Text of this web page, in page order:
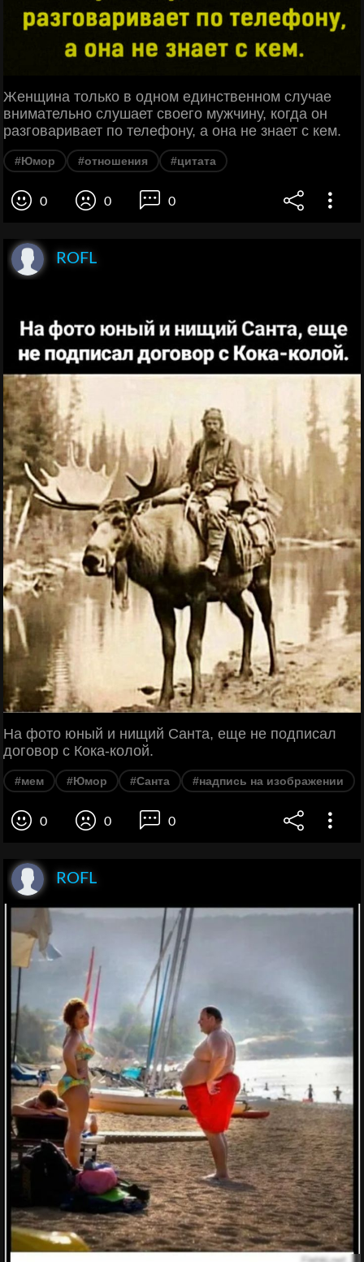
Женщина только в одном единственном случае
внимательно слушает своего мужчину, когда он
разговаривает по телефону, а она не знает с кем.
#Юмор #отношения #цитата
0 0 0
ROFL
На фото юный и нищий Санта, еще не подписал
договор с Кока-колой.
#мем #Юмор #Санта #надпись на изображении
0 0 0
ROFL